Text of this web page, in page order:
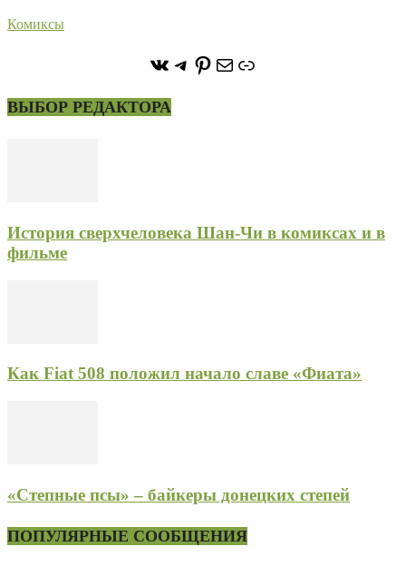
Комиксы
https://vk.com/
https://t.me/stoneforest
https://
ПочтаСсылка
ВЫБОР РЕДАКТОРА
История сверхчеловека Шан-Чи в комиксах и в
фильме
Как Fiat 508 положил начало славе «Фиата»
«Степные псы» – байкеры донецких степей
ПОПУЛЯРНЫЕ СООБЩЕНИЯ